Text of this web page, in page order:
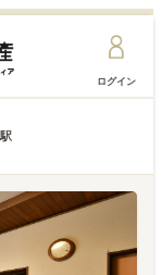
ログイン